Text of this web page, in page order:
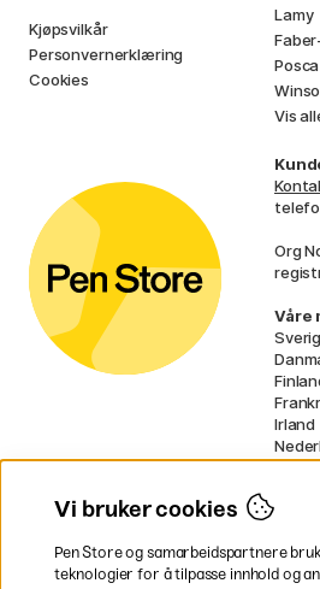
Kjøpsvilkår
Personvernerklæring
Cookies
Lamy
Posca
Vis
Org
Våre
Irland
*
Vi bruker cookies
Pen Store og samarbeidspartnere
teknologier for å tilpasse innhold og